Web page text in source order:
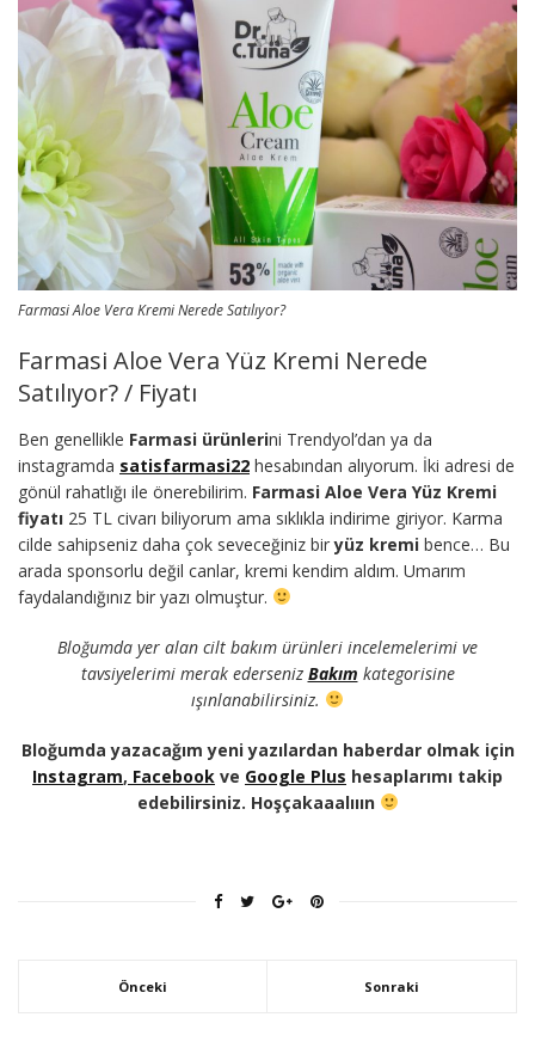
Farmasi Aloe Vera Kremi Nerede Satılıyor?
Farmasi Aloe Vera Yüz Kremi Nerede
Satılıyor? / Fiyatı
Ben genellikle Farmasi ürünlerini Trendyol’dan ya da
instagramda satisfarmasi22 hesabından alıyorum. İki adresi de
gönül rahatlığı ile önerebilirim. Farmasi Aloe Vera Yüz Kremi
fiyatı 25 TL civarı biliyorum ama sıklıkla indirime giriyor. Karma
cilde sahipseniz daha çok seveceğiniz biryüz kremi bence… Bu
arada sponsorlu değil canlar, kremi kendim aldım. Umarım
faydalandığınız bir yazı olmuştur.
Bloğumda yer alan cilt bakım ürünleri incelemelerimi ve
tavsiyelerimi merak ederseniz Bakım kategorisine
ışınlanabilirsiniz.
Bloğumda yazacağım yeni yazılardan haberdar olmak için
Instagram, Facebook ve Google Plus hesaplarımı takip
edebilirsiniz. Hoşçakaaalııın
Önceki Sonraki